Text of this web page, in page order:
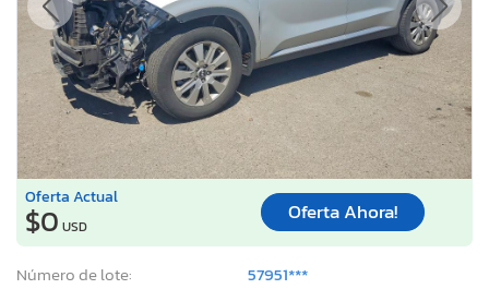
Oferta Actual
$0 USD
Oferta Ahora!
Número de lote:
57951***